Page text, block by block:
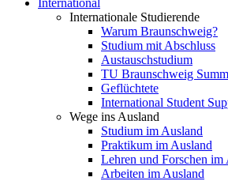
International
Internationale Studierende
Warum Braunschweig?
Studium mit Abschluss
Austauschstudium
TU Braunschweig
Geflüchtete
International Student
Wege ins Ausland
Studium im Ausland
Praktikum im Ausland
Lehren und Forschen im
Arbeiten im Ausland